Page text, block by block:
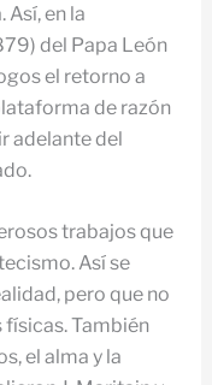
Así, en la
del Papa León
el retorno a
de razón
adelante del
trabajos que
Así se
pero que no
También
el alma y la